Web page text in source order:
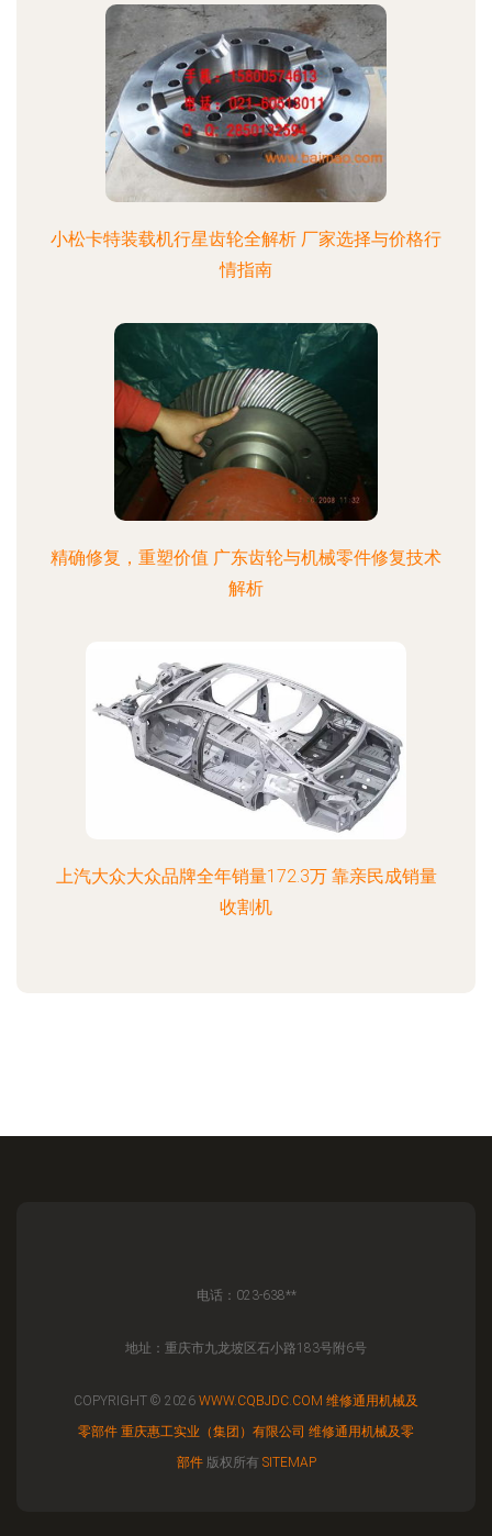
小松卡特装载机行星齿轮全解析 厂家选择与价格行
情指南
精确修复，重塑价值 广东齿轮与机械零件修复技术
解析
上汽大众大众品牌全年销量172.3万 靠亲民成销量
收割机
电话：023-638**
地址：重庆市九龙坡区石小路183号附6号
COPYRIGHT © 2026 WWW.CQBJDC.COM 维修通用机械及
零部件 重庆惠工实业（集团）有限公司 维修通用机械及零
部件版权所有 SITEMAP